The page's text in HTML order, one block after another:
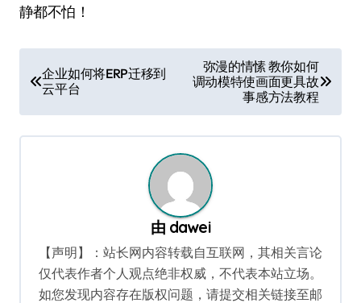
静都不怕！
章
导
航
企业如何将ERP迁移到
云平台
弥漫的情愫 教你如何
调动模特使画面更具故
事感方法教程
由 dawei
【声明】：站长网内容转载自互联网，其相关言论
仅代表作者个人观点绝非权威，不代表本站立场。
如您发现内容存在版权问题，请提交相关链接至邮